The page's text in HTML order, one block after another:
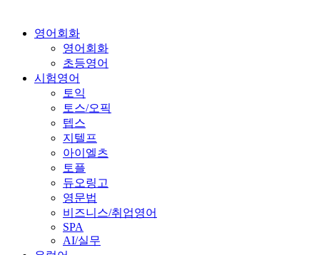
영어회화
영어회화
초등영어
시험영어
토익
토스/오픽
텝스
지텔프
아이엘츠
토플
듀오링고
영문법
비즈니스/취업영어
SPA
AI/실무